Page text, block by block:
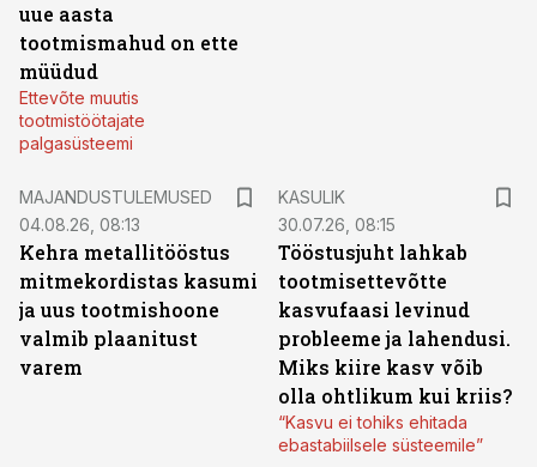
uue aasta
tootmismahud on ette
müüdud
Ettevõte muutis
tootmistöötajate
palgasüsteemi
MAJANDUSTULEMUSED
04.08.26, 08:13
Kehra metallitööstus
mitmekordistas kasumi
ja uus tootmishoone
valmib plaanitust
varem
KASULIK
30.07.26, 08:15
Tööstusjuht lahkab
tootmisettevõtte
kasvufaasi levinud
probleeme ja lahendusi.
Miks kiire kasv võib
olla ohtlikum kui kriis?
“Kasvu ei tohiks ehitada
ebastabiilsele süsteemile”